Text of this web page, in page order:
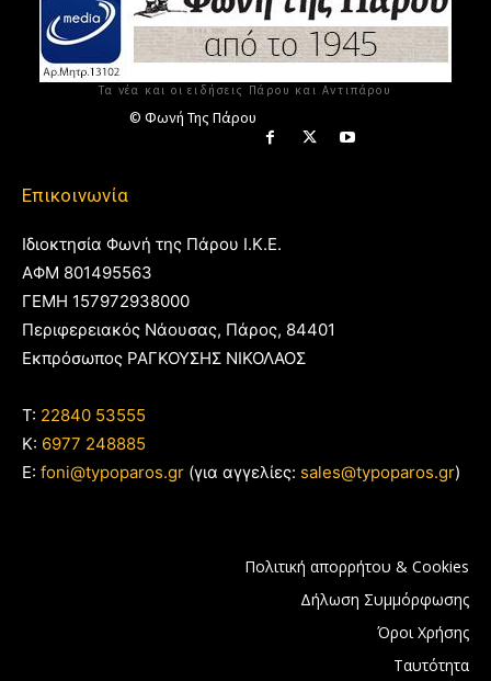
Τα νέα και οι ειδήσεις Πάρου και Αντιπάρου
© Φωνή Της Πάρου
Επικοινωνία
Ιδιοκτησία Φωνή της Πάρου Ι.Κ.Ε.
ΑΦΜ 801495563
ΓΕΜΗ 157972938000
Περιφερειακός Νάουσας, Πάρος, 84401
Εκπρόσωπος ΡΑΓΚΟΥΣΗΣ ΝΙΚΟΛΑΟΣ
T: 22840 53555
Κ: 6977 248885
E: foni@typoparos.gr (για αγγελίες: sales@typoparos.gr)
Πολιτική απορρήτου & Cookies
Δήλωση Συμμόρφωσης
Όροι Χρήσης
Ταυτότητα